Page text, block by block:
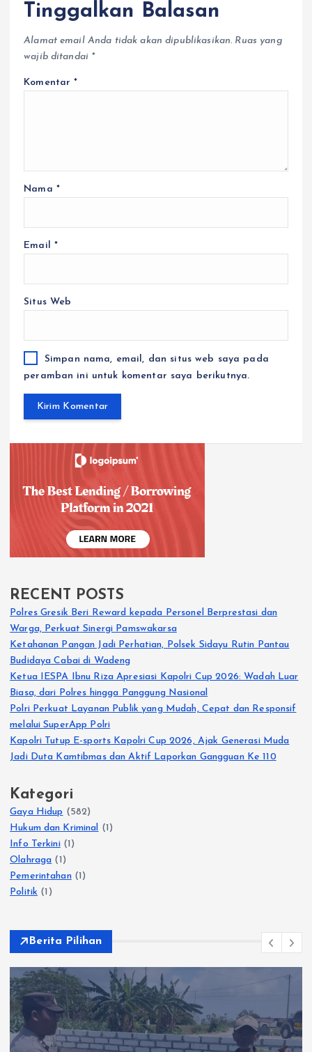
Tinggalkan Balasan
Alamat email Anda tidak akan dipublikasikan. Ruas yang
wajib ditandai *
Komentar*
Nama *
Email *
Situs Web
Simpan nama, email, dan situs web saya pada
peramban ini untuk komentar saya berikutnya.
RECENT POSTS
Polres Gresik Beri Reward kepada Personel Berprestasi dan
Warga, Perkuat Sinergi Pamswakarsa
Ketahanan Pangan Jadi Perhatian, Polsek Sidayu Rutin Pantau
Budidaya Cabai di Wadeng
Ketua IESPA Ibnu Riza Apresiasi Kapolri Cup 2026: Wadah Luar
Biasa, dari Polres hingga Panggung Nasional
Polri Perkuat Layanan Publik yang Mudah, Cepat dan Responsif
melalui SuperApp Polri
Kapolri Tutup E-sports Kapolri Cup 2026, Ajak Generasi Muda
Jadi Duta Kamtibmas dan Aktif Laporkan Gangguan Ke 110
Kategori
Gaya Hidup (582)
Hukum dan Kriminal (1)
Info Terkini(1)
Olahraga (1)
Pemerintahan(1)
Politik (1)
Berita Pilihan